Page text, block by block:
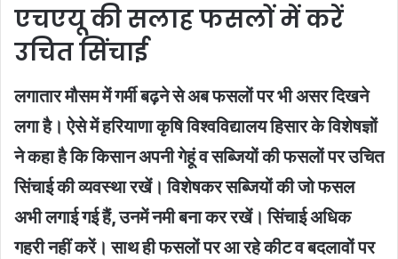
एचएयू की सलाह फसलों में करें
उचित सिंचाई
लगातार मौसम में गर्मी बढ़ने से अब फसलों पर भी असर दिखने
लगा है। ऐसे में हरियाणा कृषि विश्वविद्यालय हिसार के विशेषज्ञों
ने कहा है कि किसान अपनी गेहूं व सब्जियों की फसलों पर उचित
सिंचाई की व्यवस्था रखें। विशेषकर सब्जियों की जो फसल
अभी लगाई गई हैं, उनमें नमी बना कर रखें। सिंचाई अधिक
गहरी नहीं करें। साथ ही फसलों पर आ रहे कीट व बदलावों पर